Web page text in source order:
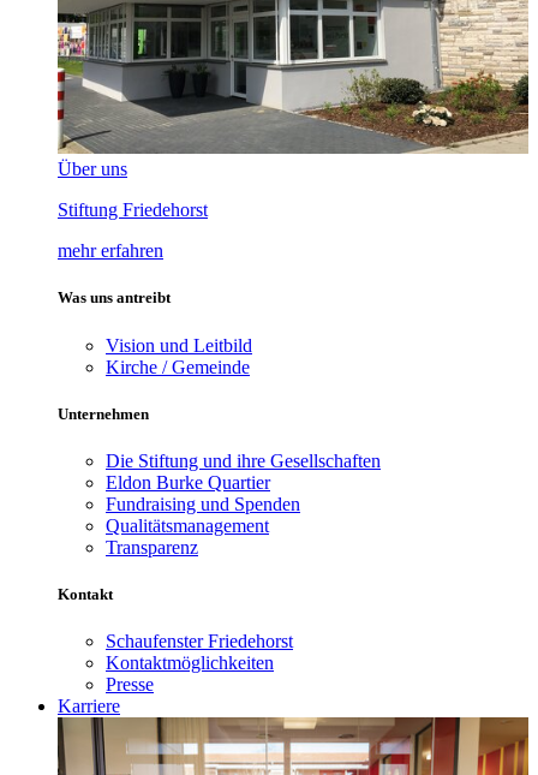
Über uns
Stiftung Friedehorst
mehr erfahren
Was uns antreibt
Vision und Leitbild
Kirche / Gemeinde
Unternehmen
Die Stiftung und ihre Gesellschaften
Eldon Burke Quartier
Fundraising und Spenden
Qualitätsmanagement
Transparenz
Kontakt
Schaufenster Friedehorst
Kontaktmöglichkeiten
Presse
Karriere